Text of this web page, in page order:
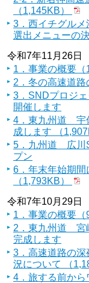
（1,145KB）
3．西イチグル
選出メニューの
令和7年11月26日
1．事業の概要（
2．冬の高速道
3．SNDプロジ
開催します
4．東九州道 宇
成します （
5．九州道 広川
プン
6．年末年始期間
（1,793KB）
令和7年10月29日
1．事業の概要（
2．東九州道 宮
完成します
3．高速道路の
況について （
4．旅する前から